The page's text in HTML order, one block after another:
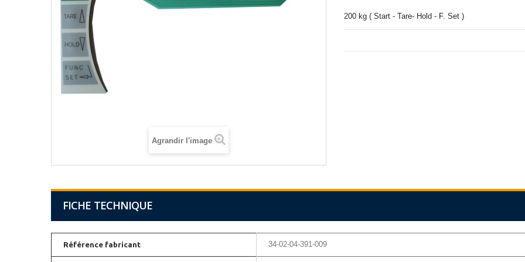
Agrandir l'image
200 kg ( Start - Tare- Hold - F. Set )
FICHE TECHNIQUE
Référence fabricant 34-02-04-391-009